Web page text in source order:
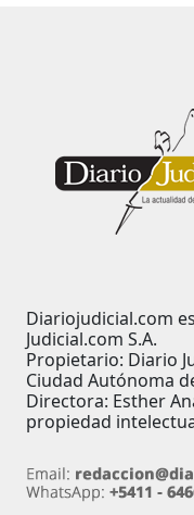
Diariojudicial.com
Judicial.com S.A.
Propietario: Diario
Ciudad Autónoma
Directora: Esther
propiedad